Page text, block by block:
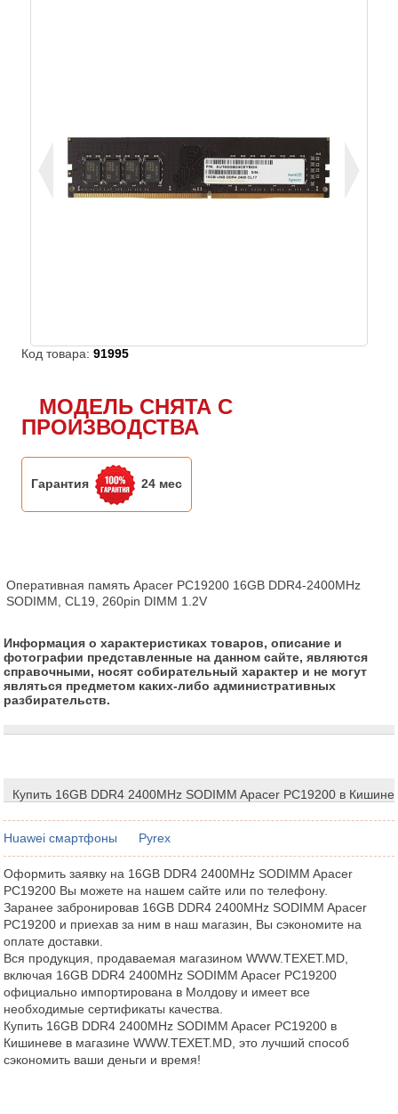
Код товара:91995
МОДЕЛЬ СНЯТА С
ПРОИЗВОДСТВА
Гарантия 24 мес
Оперативная память Apacer PC19200 16GB DDR4-2400MHz
SODIMM, CL19, 260pin DIMM 1.2V
Информация о характеристиках товаров, описание и
фотографии представленные на данном сайте, являются
справочными, носят собирательный характер и не могут
являться предметом каких-либо административных
разбирательств.
Купить 16GB DDR4 2400MHz SODIMM Apacer PC19200 в
Huawei смартфоны Pyrex
Оформить заявку на 16GB DDR4 2400MHz SODIMM Apacer
PC19200 Вы можете на нашем сайте или по телефону.
Заранее забронировав 16GB DDR4 2400MHz SODIMM Apacer
PC19200 и приехав за ним в наш магазин, Вы сэкономите на
оплате доставки.
Вся продукция, продаваемая магазином WWW.TEXET.MD,
включая 16GB DDR4 2400MHz SODIMM Apacer PC19200
официально импортирована в Молдову и имеет все
необходимые сертификаты качества.
Купить 16GB DDR4 2400MHz SODIMM Apacer PC19200 в
Кишиневе в магазине WWW.TEXET.MD, это лучший способ
сэкономить ваши деньги и время!